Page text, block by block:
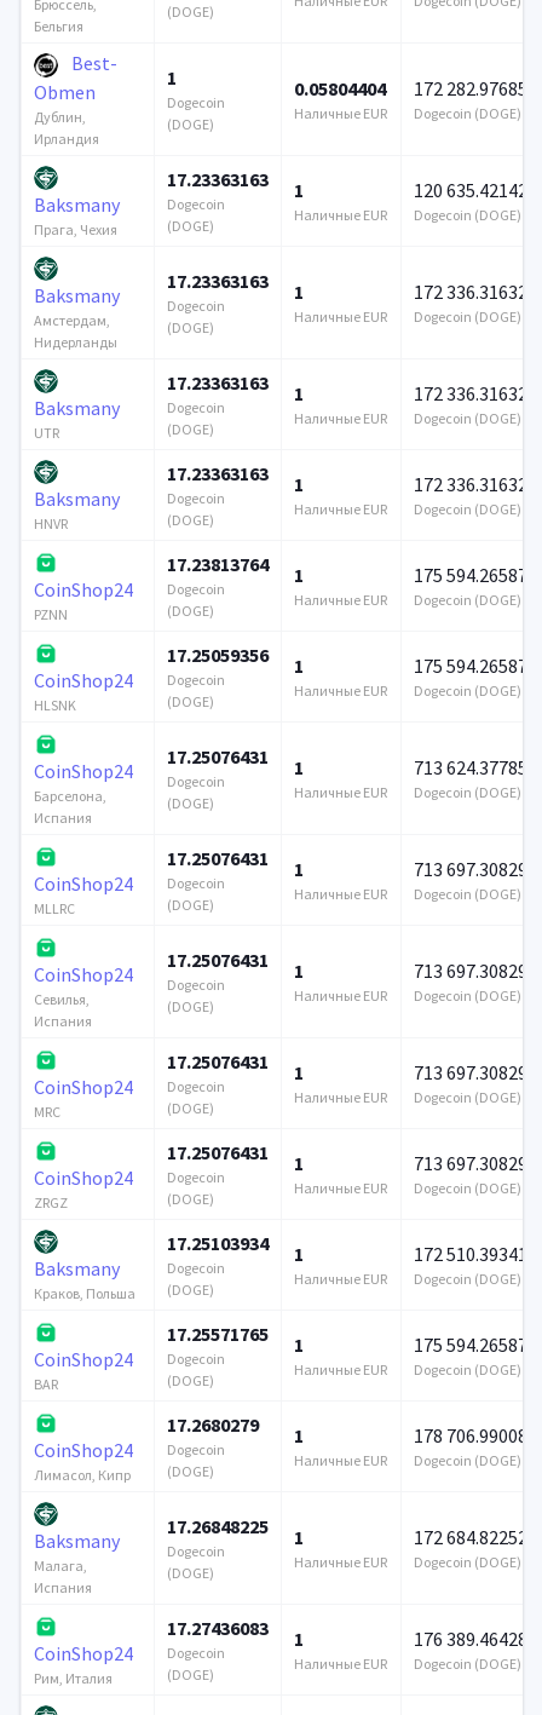
Брюссель,
Бельгия
(DOGE)
Best-
Obmen
Дублин,
Ирландия
1
Dogecoin
(DOGE)
0.05804404
Наличные EUR
172 282.976856
Dogecoin (DOGE)
Baksmany
Прага, Чехия
17.23363163
Dogecoin
(DOGE)
1
Наличные EUR
120 635.421428
Dogecoin (DOGE)
Baksmany
Амстердам,
Нидерланды
17.23363163
Dogecoin
(DOGE)
1
Наличные EUR
172 336.316326
Dogecoin (DOGE)
Baksmany
UTR
17.23363163
Dogecoin
(DOGE)
1
Наличные EUR
172 336.316326
Dogecoin (DOGE)
Baksmany
HNVR
17.23363163
Dogecoin
(DOGE)
1
Наличные EUR
172 336.316326
Dogecoin (DOGE)
CoinShop24
PZNN
17.23813764
Dogecoin
(DOGE)
1
Наличные EUR
175 594.265875
Dogecoin (DOGE)
CoinShop24
HLSNK
17.25059356
Dogecoin
(DOGE)
1
Наличные EUR
175 594.265875
Dogecoin (DOGE)
CoinShop24
Барселона,
Испания
17.25076431
Dogecoin
(DOGE)
1
Наличные EUR
713 624.377857
Dogecoin (DOGE)
CoinShop24
MLLRC
17.25076431
Dogecoin
(DOGE)
1
Наличные EUR
713 697.308299
Dogecoin (DOGE)
CoinShop24
Севилья,
Испания
17.25076431
Dogecoin
(DOGE)
1
Наличные EUR
713 697.308299
Dogecoin (DOGE)
CoinShop24
MRC
17.25076431
Dogecoin
(DOGE)
1
Наличные EUR
713 697.308299
Dogecoin (DOGE)
CoinShop24
ZRGZ
17.25076431
Dogecoin
(DOGE)
1
Наличные EUR
713 697.308299
Dogecoin (DOGE)
Baksmany
Краков, Польша
17.25103934
Dogecoin
(DOGE)
1
Наличные EUR
172 510.393412
Dogecoin (DOGE)
CoinShop24
BAR
17.25571765
Dogecoin
(DOGE)
1
Наличные EUR
175 594.265875
Dogecoin (DOGE)
CoinShop24
Лимасол, Кипр
17.2680279
Dogecoin
(DOGE)
1
Наличные EUR
178 706.990088
Dogecoin (DOGE)
Baksmany
Малага,
Испания
17.26848225
Dogecoin
(DOGE)
1
Наличные EUR
172 684.822528
Dogecoin (DOGE)
CoinShop24
Рим, Италия
17.27436083
Dogecoin
(DOGE)
1
Наличные EUR
176 389.46428
Dogecoin (DOGE)